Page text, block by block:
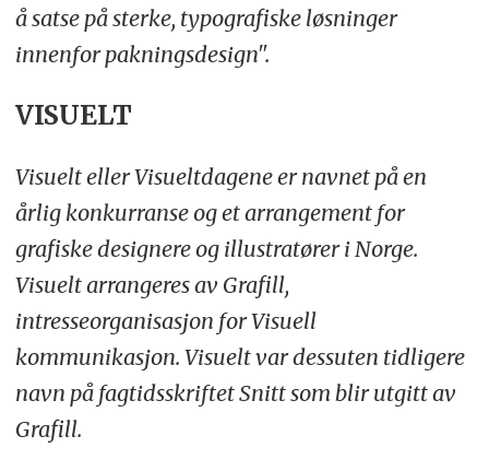
å satse på sterke, typografiske løsninger
innenfor pakningsdesign".
VISUELT
Visuelt eller Visueltdagene er navnet på en
årlig konkurranse og et arrangement for
grafiske designere og illustratører i Norge.
Visuelt arrangeres av Grafill,
intresseorganisasjon for Visuell
kommunikasjon. Visuelt var dessuten tidligere
navn på fagtidsskriftet Snitt som blir utgitt av
Grafill.